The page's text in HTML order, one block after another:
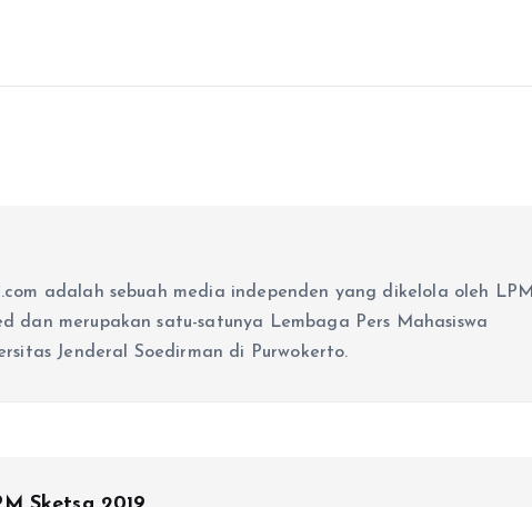
adalah sebuah media independen yang dikelola oleh LPM
dan merupakan satu-satunya Lembaga Pers Mahasiswa
Jenderal Soedirman di Purwokerto.